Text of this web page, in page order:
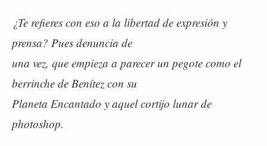
¿Te refieres con eso a la libertad de expresión y
prensa? Pues denuncia de
una vez, que empieza a parecer un pegote como el
berrinche de Benítez con su
Planeta Encantado y aquel cortijo lunar de
photoshop.